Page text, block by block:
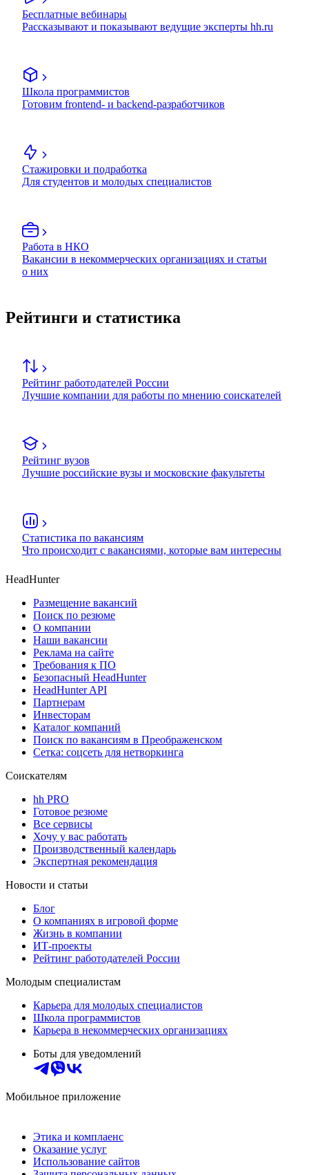
Бесплатные вебинары
Рассказывают и показывают ведущие эксперты hh.ru
Школа программистов
Готовим frontend- и backend-разработчиков
Стажировки и подработка
Для студентов и молодых специалистов
Работа в НКО
Вакансии в некоммерческих организациях и статьи
о них
Рейтинги и статистика
Рейтинг работодателей России
Лучшие компании для работы по мнению соискателей
Рейтинг вузов
Лучшие российские вузы и московские факультеты
Статистика по вакансиям
Что происходит с вакансиями, которые вам интересны
HeadHunter
Размещение вакансий
Поиск по резюме
О компании
Наши вакансии
Реклама на сайте
Требования к ПО
Безопасный HeadHunter
HeadHunter API
Партнерам
Инвесторам
Каталог компаний
Поиск по вакансиям в Преображенском
Сетка: соцсеть для нетворкинга
Соискателям
hh PRO
Готовое резюме
Все сервисы
Хочу у вас работать
Производственный календарь
Экспертная рекомендация
Новости и статьи
Блог
О компаниях в игровой форме
Жизнь в компании
ИТ-проекты
Рейтинг работодателей России
Молодым специалистам
Карьера для молодых специалистов
Школа программистов
Карьера в некоммерческих организациях
Боты для уведомлений
Мобильное приложение
Этика и комплаенс
Оказание услуг
Использование сайтов